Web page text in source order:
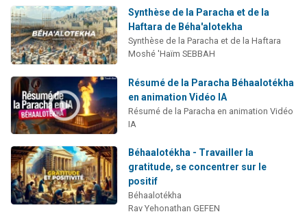
Synthèse de la Paracha et de la
Haftara de Béha'alotekha
Synthèse de la Paracha et de la Haftara
Moshé 'Haïm SEBBAH
Résumé de la Paracha Béhaalotékha
en animation Vidéo IA
Résumé de la Paracha en animation Vidéo
IA
Béhaalotékha - Travailler la
gratitude, se concentrer sur le
positif
Béhaalotékha
Rav Yehonathan GEFEN